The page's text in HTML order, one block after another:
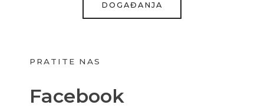
DOGAĐANJA
PRATITE NAS
Facebook